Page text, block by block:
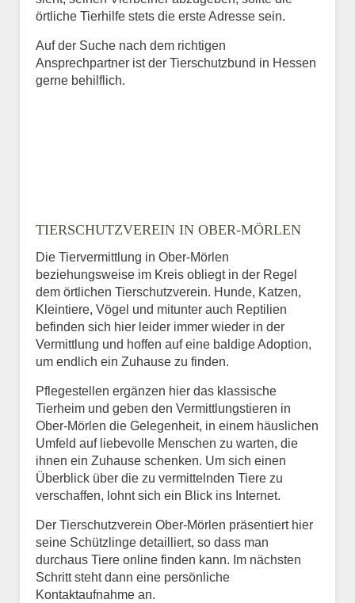
örtliche Tierhilfe stets die erste Adresse sein.
Auf der Suche nach dem richtigen
Ansprechpartner ist der Tierschutzbund in Hessen
gerne behilflich.
TIERSCHUTZVEREIN IN OBER-MÖRLEN
Die Tiervermittlung in Ober-Mörlen
beziehungsweise im Kreis obliegt in der Regel
dem örtlichen Tierschutzverein. Hunde, Katzen,
Kleintiere, Vögel und mitunter auch Reptilien
befinden sich hier leider immer wieder in der
Vermittlung und hoffen auf eine baldige Adoption,
um endlich ein Zuhause zu finden.
Pflegestellen ergänzen hier das klassische
Tierheim und geben den Vermittlungstieren in
Ober-Mörlen die Gelegenheit, in einem häuslichen
Umfeld auf liebevolle Menschen zu warten, die
ihnen ein Zuhause schenken. Um sich einen
Überblick über die zu vermittelnden Tiere zu
verschaffen, lohnt sich ein Blick ins Internet.
Der Tierschutzverein Ober-Mörlen präsentiert hier
seine Schützlinge detailliert, so dass man
durchaus Tiere online finden kann. Im nächsten
Schritt steht dann eine persönliche
Kontaktaufnahme an.